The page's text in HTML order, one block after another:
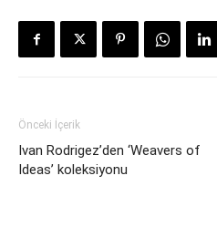
Önceki İçerik
Ivan Rodrigez’den ‘Weavers of
Ideas’ koleksiyonu